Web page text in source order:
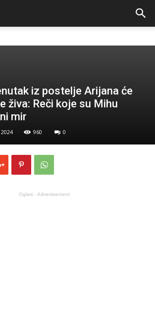
iz postelje Arijana će
živa: Reči koje su Mihu
mir
960 0
Oglasi - Advertisement